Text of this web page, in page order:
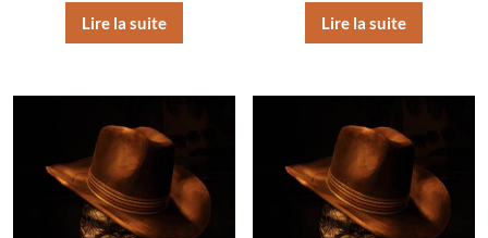
Lire la suite Lire la suite